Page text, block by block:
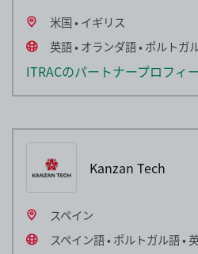
米国 • イギリス
英語 • オランダ語 • ポルトガ
ITRACのパートナープロフィ
Kanzan Tech
スペイン
スペイン語 • ポルトガル語 •